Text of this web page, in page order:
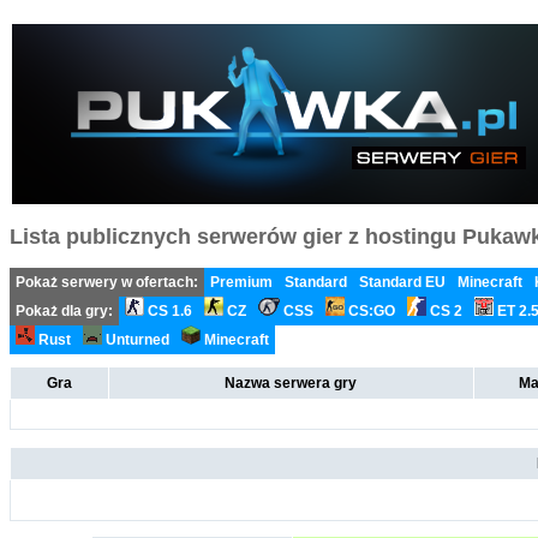
Lista publicznych serwerów gier z hostingu
Pokaż serwery w ofertach: Premium Standard Standard EU Minecraft
Pokaż dla gry:
CS 1.6 CZ CSS CS:GO CS 2
ET
Rust
Unturned Minecraft
Gra Nazwa serwera gry